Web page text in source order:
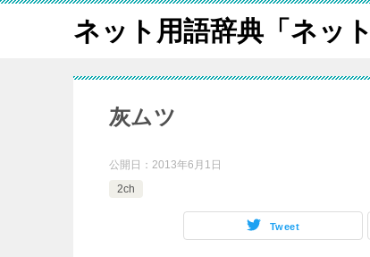
ネット用語辞典「ネット
灰ムツ
公開日： 2013年6月1日
2ch
Tweet